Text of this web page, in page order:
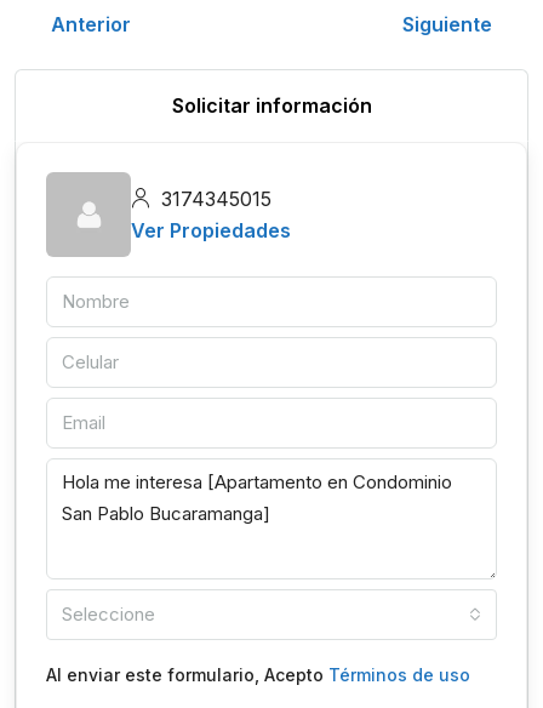
Anterior Siguiente
Solicitar información
3174345015
Ver Propiedades
Seleccione
Al enviar este formulario, Acepto Términos de uso